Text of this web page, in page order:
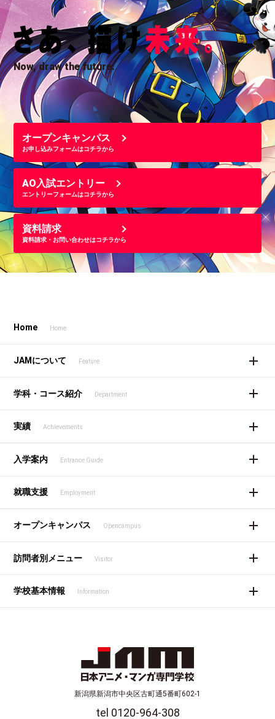
Now, draw the future.
オープンキャンパス
お申し込みフォームはコチラから
AO入試エントリー
エントリーフォームはコチラから
資料請求
資料請求・お問い合わせはコチラから
Home Home
JAMについて Feature
学科・コース紹介 Department
実績 Achievements
入学案内 Entrance Guide
就職支援 Employment
オープンキャンパス Opencampus
訪問者別メニュー Visitor
学校基本情報 Information
新潟県新潟市中央区古町通5番町602-1
tel 0120-964-308